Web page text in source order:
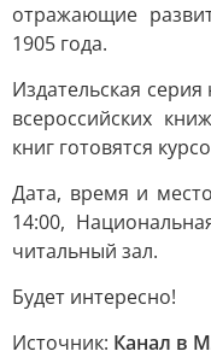
отражающие
1905 года.
Издательская
всероссийских
книг готовятся
Дата, время и
14:00,
читальный зал.
Будет интересно!
Источник: Канал в